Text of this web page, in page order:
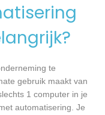
te
gebruik maakt van
1 computer in je
automatisering. Je